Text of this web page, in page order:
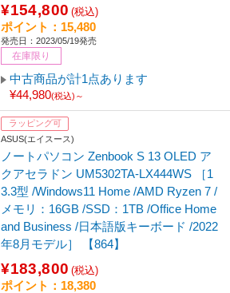
¥154,800 (税込)
ポイント：15,480
発売日：2023/05/19発売
在庫限り
中古商品が計1点あります
¥44,980(税込)～
ラッピング可
ASUS(エイスース)
ノートパソコン Zenbook S 13 OLED ア
クアセラドン UM5302TA-LX444WS ［1
3.3型 /Windows11 Home /AMD Ryzen 7 /
メモリ：16GB /SSD：1TB /Office Home
and Business /日本語版キーボード /2022
年8月モデル］ 【864】
¥183,800 (税込)
ポイント：18,380